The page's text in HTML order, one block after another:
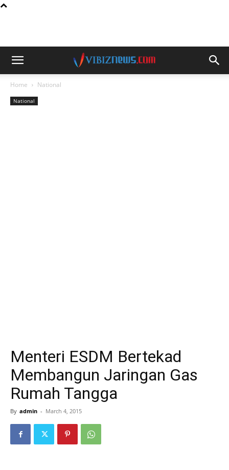
Home National
National
Menteri ESDM Bertekad
Membangun Jaringan Gas
Rumah Tangga
By admin - March 4, 2015